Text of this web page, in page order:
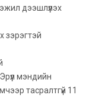
дээшлүүлэх
зэрэгтэй
мэндийн
тасралтгүй 11